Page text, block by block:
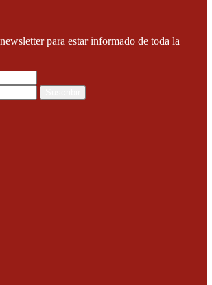
para estar informado de toda la